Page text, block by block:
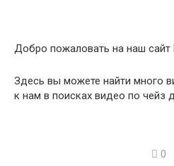
Добро пожаловать на наш сайт
Здесь вы можете найти много
к нам в поисках видео по чейз
0